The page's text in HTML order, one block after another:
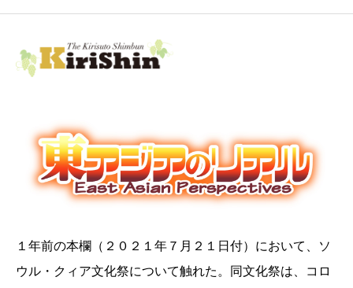
１年前の本欄（２０２１年７月２１日付）において、ソ
ウル・クィア文化祭について触れた。同文化祭は、コロ